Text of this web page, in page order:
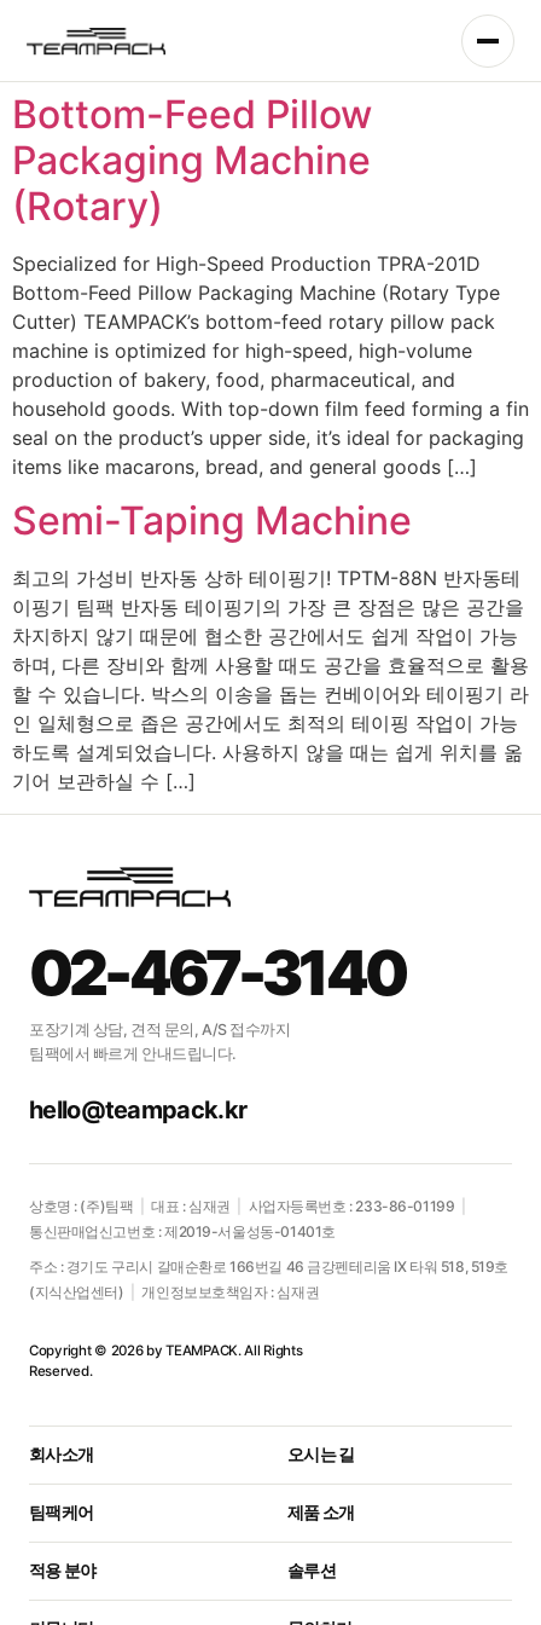
Bottom-Feed Pillow
Packaging Machine
(Rotary)
Specialized for High-Speed Production TPRA-201D
Bottom-Feed Pillow Packaging Machine (Rotary Type
Cutter) TEAMPACK’s bottom-feed rotary pillow pack
machine is optimized for high-speed, high-volume
production of bakery, food, pharmaceutical, and
household goods. With top-down film feed forming a fin
seal on the product’s upper side, it’s ideal for packaging
items like macarons, bread, and general goods […]
Semi-Taping Machine
최고의 가성비 반자동 상하 테이핑기! TPTM-88N 반자동테
이핑기 팀팩 반자동 테이핑기의 가장 큰 장점은 많은 공간을
차지하지 않기 때문에 협소한 공간에서도 쉽게 작업이 가능
하며, 다른 장비와 함께 사용할 때도 공간을 효율적으로 활용
할 수 있습니다. 박스의 이송을 돕는 컨베이어와 테이핑기 라
인 일체형으로 좁은 공간에서도 최적의 테이핑 작업이 가능
하도록 설계되었습니다. 사용하지 않을 때는 쉽게 위치를 옮
기어 보관하실 수 […]
02-467-3140
포장기계 상담, 견적 문의, A/S 접수까지
팀팩에서 빠르게 안내드립니다.
hello@teampack.kr
상호명 : (주)팀팩 대표 : 심재권 사업자등록번호 : 233-86-01199
통신판매업신고번호 : 제2019-서울성동-01401호
주소 : 경기도 구리시 갈매순환로 166번길 46 금강펜테리움 IX 타워 518, 519호
(지식산업센터)
개인정보보호책임자 : 심재권
Copyright © 2026 by TEAMPACK. All Rights
Reserved.
회사소개 오시는 길
팀팩케어 제품 소개
적용 분야 솔루션